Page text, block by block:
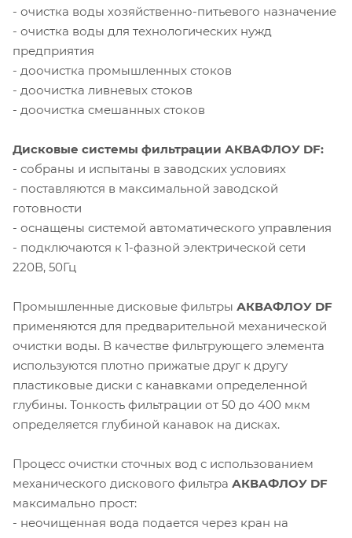
- очистка воды хозяйственно-питьевого назначение
- очистка воды для технологических нужд
предприятия
- доочистка промышленных стоков
- доочистка ливневых стоков
- доочистка смешанных стоков
Дисковые системы фильтрации АКВАФЛОУ DF:
- собраны и испытаны в заводских условиях
- поставляются в максимальной заводской
готовности
- оснащены системой автоматического управления
- подключаются к 1-фазной электрической сети
220В, 50Гц
Промышленные дисковые фильтры АКВАФЛОУ DF
применяются для предварительной механической
очистки воды. В качестве фильтрующего элемента
используются плотно прижатые друг к другу
пластиковые диски с канавками определенной
глубины. Тонкость фильтрации от 50 до 400 мкм
определяется глубиной канавок на дисках.
Процесс очистки сточных вод с использованием
механического дискового фильтра АКВАФЛОУ DF
максимально прост:
- неочищенная вода подается через кран на